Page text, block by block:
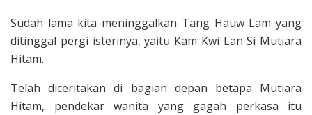
Sudah lama kita meninggalkan Tang Hauw Lam yang
ditinggal pergi isterinya, yaitu Kam Kwi Lan Si Mutiara
Hitam.
Telah diceritakan di bagian depan betapa Mutiara
Hitam, pendekar wanita yang gagah perkasa itu